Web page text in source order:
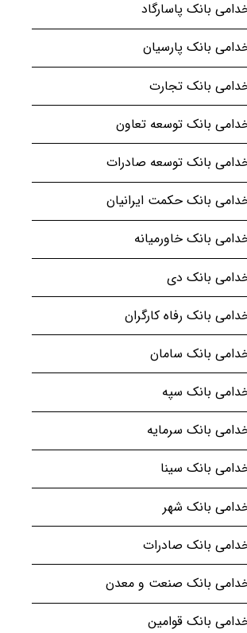
بانک پاسارگاد
بانک پارسیان
بانک تجارت
بانک توسعه تعاون
بانک توسعه صادرات
بانک حکمت ایرانیان
بانک خاورمیانه
بانک دی
بانک رفاه کارگران
بانک سامان
بانک سپه
بانک سرمایه
بانک سینا
بانک شهر
بانک صادرات
بانک صنعت و معدن
بانک قوامین